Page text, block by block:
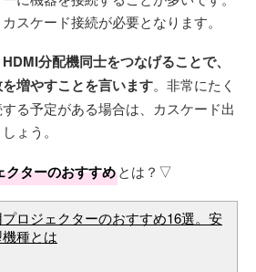
スケード接続が必要となります。
分配機同士をつなげることで、
増やすことを言います。非常にたく
る予定がある場合は、カスケード出
ょう。
クターのおすすめとは？▽
ロジェクターのおすすめ16選。安
種とは